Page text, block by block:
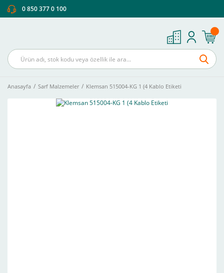
0 850 377 0 100
Anasayfa Sarf Malzemeler Klemsan 515004-KG 1 (4 Kablo Etiketi